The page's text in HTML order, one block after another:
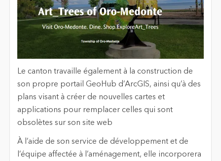
Le canton travaille également à la construction de
son propre portail GeoHub d’ArcGIS, ainsi qu’à des
plans visant à créer de nouvelles cartes et
applications pour remplacer celles qui sont
obsolètes sur son site web
À l’aide de son service de développement et de
l’équipe affectée à l’aménagement, elle incorporera